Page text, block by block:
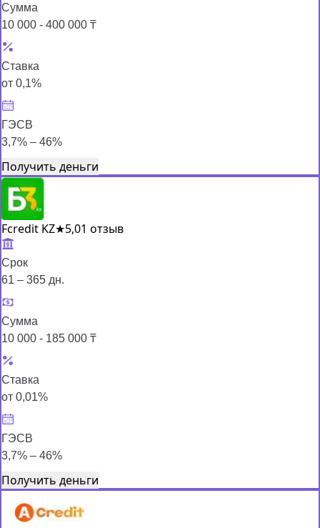
Сумма
10 000 - 400 000 ₸
Ставка
от 0,1%
ГЭСВ
3,7% – 46%
Получить деньги
Fcredit KZ★5,01 отзыв
Срок
61 – 365 дн.
Сумма
10 000 - 185 000 ₸
Ставка
от 0,01%
ГЭСВ
3,7% – 46%
Получить деньги